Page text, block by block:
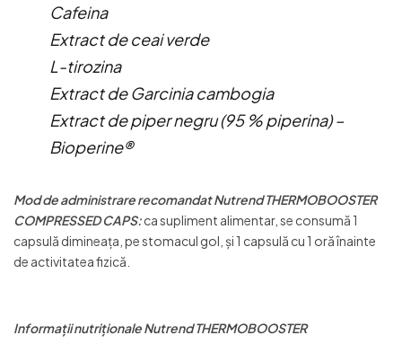
Cafeina
Extract de ceai verde
L-tirozina
Extract de Garcinia cambogia
Extract de piper negru (95 % piperina) –
Bioperine®
Mod de administrare recomandat Nutrend THERMOBOOSTER
COMPRESSED CAPS:ca supliment alimentar, se consumă 1
capsulă dimineața, pe stomacul gol, și 1 capsulă cu 1 oră înainte
de activitatea fizică.
Informații nutriționaleNutrend THERMOBOOSTER